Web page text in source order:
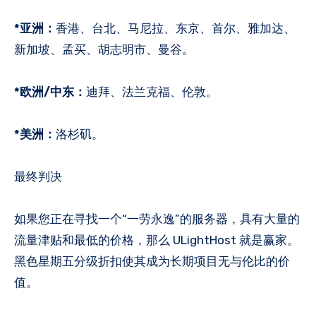
*亚洲： 香港、台北、马尼拉、东京、首尔、雅加达、
新加坡、孟买、胡志明市、曼谷。
*欧洲/中东： 迪拜、法兰克福、伦敦。
*美洲： 洛杉矶。
最终判决
如果您正在寻找一个“一劳永逸”的服务器，具有大量的
流量津贴和最低的价格，那么 ULightHost 就是赢家。
黑色星期五分级折扣使其成为长期项目无与伦比的价
值。